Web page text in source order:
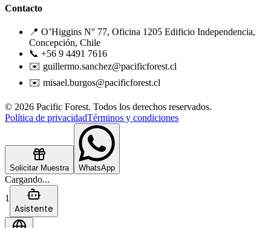
Contacto
📍 O’Higgins N° 77, Oficina 1205 Edificio Independencia,
Concepción, Chile
📞 +56 9 4491 7616
✉️ guillermo.sanchez@pacificforest.cl
✉️ misael.burgos@pacificforest.cl
© 2026 Pacific Forest. Todos los derechos reservados.
Política de privacidadTérminos y condiciones
Solicitar Muestra WhatsApp
Cargando...
1
Asistente